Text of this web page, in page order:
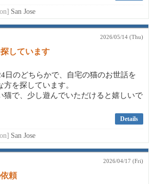
San Jose
2026/05/14 (Thu)
しています
日のどちらかで、自宅の猫のお世話を
方を探しています。
猫で、少し遊んでいただけると嬉しいで
Details
San Jose
2026/04/17 (Fri)
頼